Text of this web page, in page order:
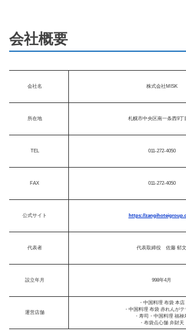
会社概要
会社名 株式会社MISK
所在地 札幌市中央区南一条西9丁
TEL 011-272-4050
FAX 011-272-4050
公式サイト https://
代表者 代表取締役 佐藤 郁文
設立年月 998年4月
運営店舗
・中国料理 布袋 本店
・中国料理 布袋 赤れんが
・寿司・中国料理 福禄
・布袋点心舗 弁財天